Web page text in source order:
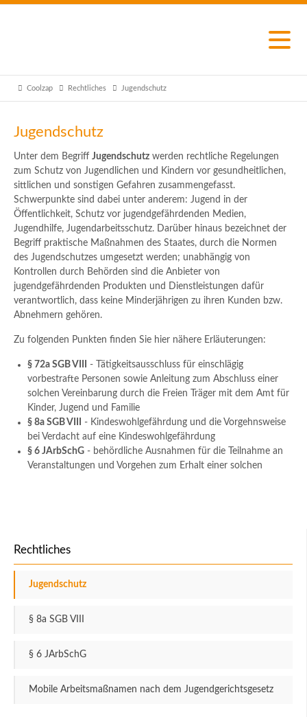
Coolzap Rechtliches Jugendschutz
Jugendschutz
Unter dem Begriff Jugendschutz werden rechtliche Regelungen
zum Schutz von Jugendlichen und Kindern vor gesundheitlichen,
sittlichen und sonstigen Gefahren zusammengefasst.
Schwerpunkte sind dabei unter anderem: Jugend in der
Öffentlichkeit, Schutz vor jugendgefährdenden Medien,
Jugendhilfe, Jugendarbeitsschutz. Darüber hinaus bezeichnet der
Begriff praktische Maßnahmen des Staates, durch die Normen
des Jugendschutzes umgesetzt werden; unabhängig von
Kontrollen durch Behörden sind die Anbieter von
jugendgefährdenden Produkten und Dienstleistungen dafür
verantwortlich, dass keine Minderjährigen zu ihren Kunden bzw.
Abnehmern gehören.
Zu folgenden Punkten finden Sie hier nähere Erläuterungen:
§ 72a SGB VIII
- Tätigkeitsausschluss für einschlägig
vorbestrafte Personen sowie Anleitung zum Abschluss einer
solchen Vereinbarung durch die Freien Träger mit dem Amt für
Kinder, Jugend und Familie
§ 8a SGB VIII
- Kindeswohlgefährdung und die Vorgehnsweise
bei Verdacht auf eine Kindeswohlgefährdung
§ 6 JArbSchG- behördliche Ausnahmen für die Teilnahme an
Veranstaltungen und Vorgehen zum Erhalt einer solchen
Rechtliches
Jugendschutz
§ 8a SGB VIII
§ 6 JArbSchG
Mobile Arbeitsmaßnamen nach dem Jugendgerichtsgesetz